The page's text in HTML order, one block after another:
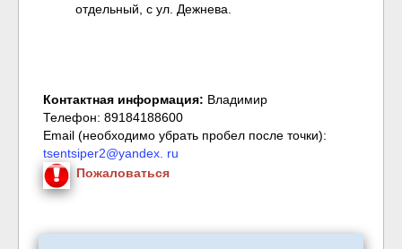
отдельный, с ул. Дежнева.
Контактная информация: Владимир
Телефон: 89184188600
Email (необходимо убрать пробел после точки):
tsentsiper2@yandex. ru
Пожаловаться